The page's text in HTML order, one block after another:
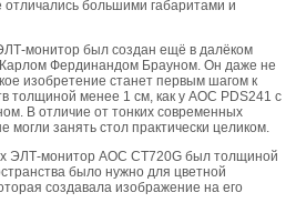
большими габаритами и
монитор был создан ещё в далёком
Фердинандом Брауном. Он даже не
изобретение станет первым шагом к
толщиной менее 1 см, как у AOC PDS241 с
В отличие от тонких современных
занять стол практически целиком.
ЭЛТ-монитор AOC CT720G был толщиной
было нужно для цветной
создавала изображение на его